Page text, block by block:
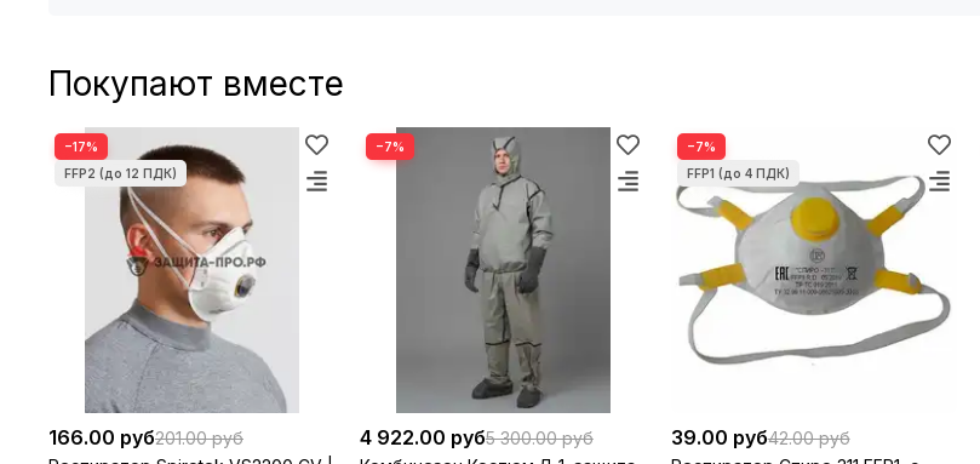
Покупают вместе
−17%
166.00 руб201.00 руб
−7%
4 922.00 руб5 300.00 руб
−7%
39.00 руб42.00 руб